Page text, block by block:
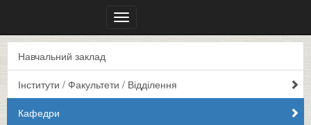
Меню
Навчальний заклад
Інститути / Факультети / Відділення
Кафедри